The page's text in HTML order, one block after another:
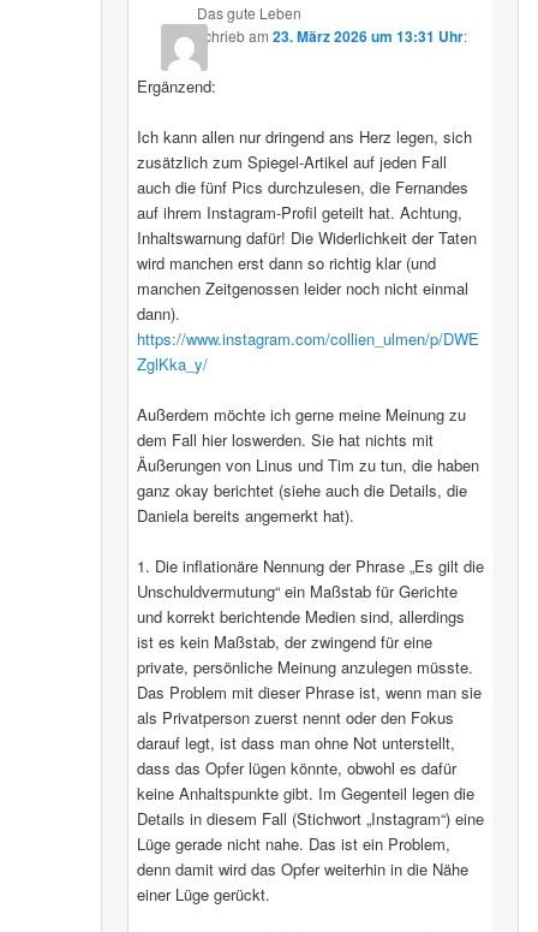
Das gute Leben
schriebam 23. März 2026 um 13:31 Uhr:
Ergänzend:
Ich kann allen nur dringend ans Herz legen, sich
zusätzlich zum Spiegel-Artikel auf jeden Fall
auch die fünf Pics durchzulesen, die Fernandes
auf ihrem Instagram-Profil geteilt hat. Achtung,
Inhaltswarnung dafür! Die Widerlichkeit der Taten
wird manchen erst dann so richtig klar (und
manchen Zeitgenossen leider noch nicht einmal
dann).
https://www.instagram.com/collien_ulmen/p/DWE
ZglKka_y/
Außerdem möchte ich gerne meine Meinung zu
dem Fall hier loswerden. Sie hat nichts mit
Äußerungen von Linus und Tim zu tun, die haben
ganz okay berichtet (siehe auch die Details, die
Daniela bereits angemerkt hat).
1. Die inflationäre Nennung der Phrase „Es gilt die
Unschuldvermutung“ ein Maßstab für Gerichte
und korrekt berichtende Medien sind, allerdings
ist es kein Maßstab, der zwingend für eine
private, persönliche Meinung anzulegen müsste.
Das Problem mit dieser Phrase ist, wenn man sie
als Privatperson zuerst nennt oder den Fokus
darauf legt, ist dass man ohne Not unterstellt,
dass das Opfer lügen könnte, obwohl es dafür
keine Anhaltspunkte gibt. Im Gegenteil legen die
Details in diesem Fall (Stichwort „Instagram“) eine
Lüge gerade nicht nahe. Das ist ein Problem,
denn damit wird das Opfer weiterhin in die Nähe
einer Lüge gerückt.